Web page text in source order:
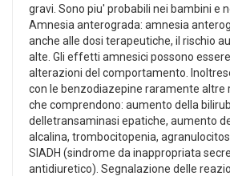
gravi. Sono piu' probabili nei bambini e
Amnesia anterograda: amnesia
anche alle dosi terapeutiche, il rischio
alte. Gli effetti amnesici possono
alterazioni del comportamento.
con le benzodiazepine raramente altre
che comprendono: aumento della
delletransaminasi epatiche, aumento
alcalina, trombocitopenia,
SIADH (sindrome da inappropriata
antidiuretico). Segnalazione delle